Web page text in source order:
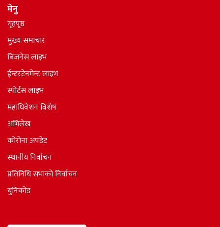
मेनु
गृहपृष्ठ
मुख्य समाचार
बिजनेस लाइभ
ईन्टरटेनमेन्ट लाइभ
स्पोर्टस लाइभ
महाधिवेशन विशेष
अभिलेख
कोरोना अपडेट
स्थानीय निर्वाचन
प्रतिनिधि सभाकाे निर्वाचन
युनिकोड